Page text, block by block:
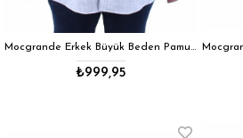
Mocgrande Erkek Büyük Beden Pamuk Keten Flam Gömlek 11353 MAVI
₺999,95